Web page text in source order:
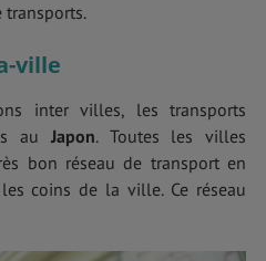
transports.
ville
inter villes, les transports
auJapon. Toutes les villes
bon réseau de transport en
coins de la ville. Ce réseau